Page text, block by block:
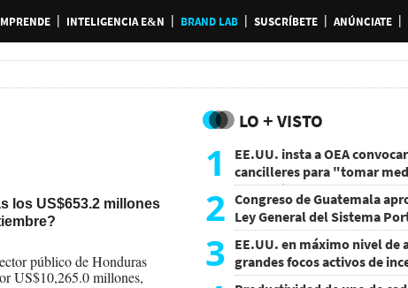
INTELIGENCIA E&N BRAND LAB SUSCRÍBETE ANÚNCIATE
los US$653.2 millones
público de Honduras
US$10,265.0 millones,
LO + VISTO
1
EE.UU. insta a OEA
cancilleres para "tomar
sobre Nicaragua
2 Congreso de Guatemala
Ley General del Sistema
3 EE.UU. en máximo nivel de
grandes focos activos de
forestales